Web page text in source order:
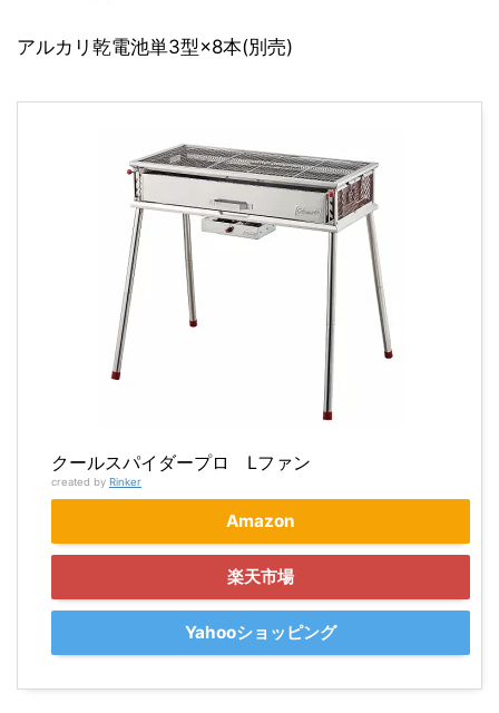
アルカリ乾電池単3型×8本(別売)
クールスパイダープロ Lファン
created by Rinker
Amazon
楽天市場
Yahooショッピング